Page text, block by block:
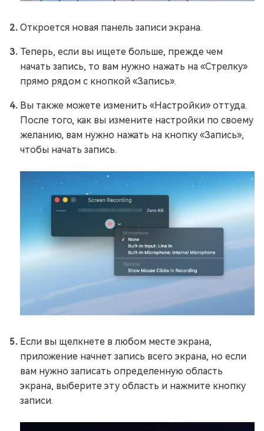
Откроется новая панель записи экрана.
Теперь, если вы ищете больше, прежде чем
начать запись, то вам нужно нажать на «Стрелку»
прямо рядом с кнопкой «Запись».
Вы также можете изменить «Настройки» оттуда.
После того, как вы измените настройки по своему
желанию, вам нужно нажать на кнопку «Запись»,
чтобы начать запись.
Если вы щелкнете в любом месте экрана,
приложение начнет запись всего экрана, но если
вам нужно записать определенную область
экрана, выберите эту область и нажмите кнопку
записи.